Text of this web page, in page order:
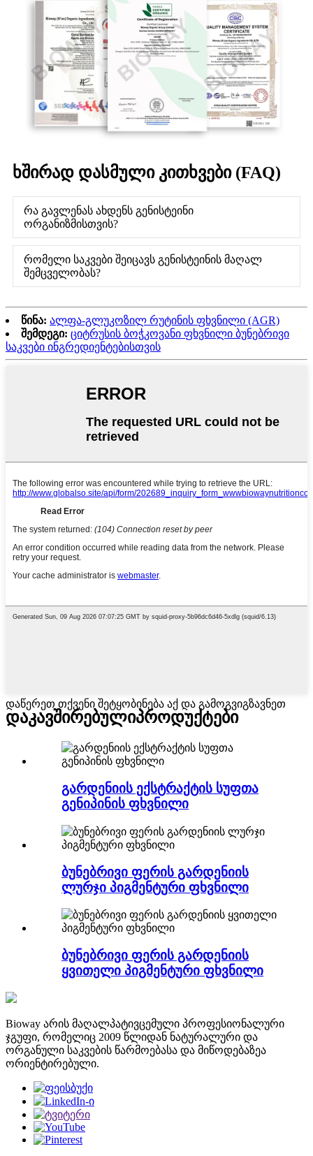
ხშირად დასმული კითხვები (FAQ)
რა გავლენას ახდენს გენისტეინი
ორგანიზმისთვის?
რომელი საკვები შეიცავს გენისტეინის მაღალ
შემცველობას?
წინა: ალფა-გლუკოზილ რუტინის ფხვნილი (AGR)
შემდეგი: ციტრუსის ბოჭკოვანი ფხვნილი ბუნებრივი
საკვები ინგრედიენტებისთვის
დაწერეთ თქვენი შეტყობინება აქ და გამოგვიგზავნეთ
დაკავშირებულიპროდუქტები
გარდენიის ექსტრაქტის სუფთა
გენიპინის ფხვნილი
ბუნებრივი ფერის გარდენიის
ლურჯი პიგმენტური ფხვნილი
ბუნებრივი ფერის გარდენიის
ყვითელი პიგმენტური ფხვნილი
Bioway არის მაღალპატივცემული პროფესიონალური
ჯგუფი, რომელიც 2009 წლიდან ნატურალური და
ორგანული საკვების წარმოებასა და მიწოდებაზეა
ორიენტირებული.